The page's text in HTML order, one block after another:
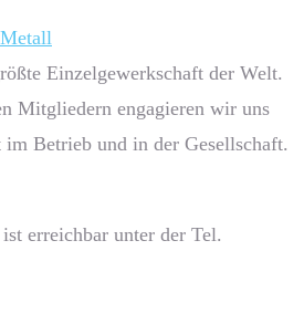
Einzelgewerkschaft der Welt.
Mitgliedern engagieren wir uns
Betrieb und in der Gesellschaft.
erreichbar unter der Tel.